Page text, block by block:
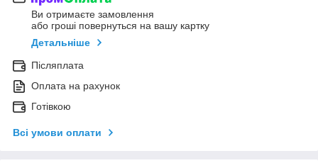
Ви отримаєте замовлення
або гроші повернуться на вашу картку
Детальніше
Післяплата
Оплата на рахунок
Готівкою
Всі умови оплати